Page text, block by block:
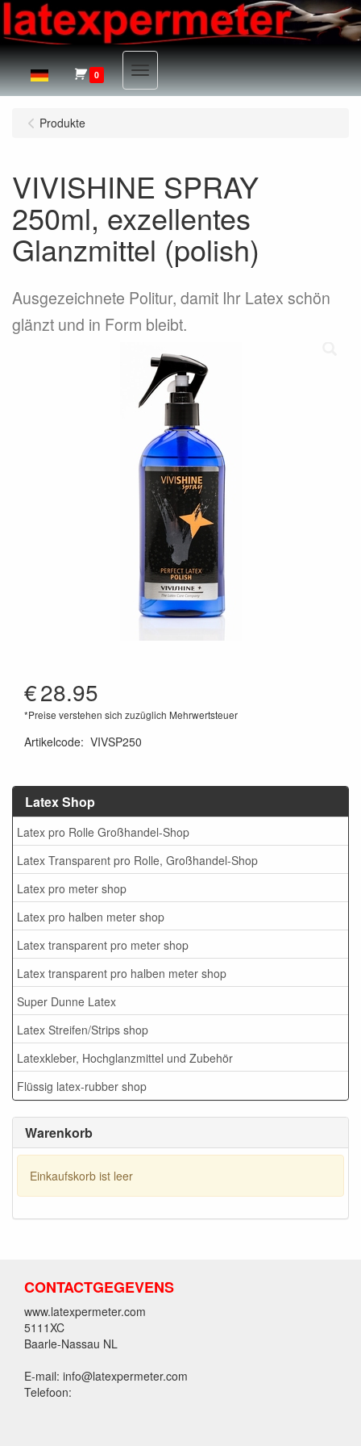
0 Menu
Latex Shop
Latex pro Rolle Großhandel-Shop
Latex Transparent pro Rolle, Großhandel-Shop
Latex pro meter shop
Latex pro halben meter shop
Latex transparent pro meter shop
Latex transparent pro halben meter shop
Super Dunne Latex
Latex Streifen/Strips shop
Latexkleber, Hochglanzmittel und Zubehör
Flüssig latex-rubber shop
Warenkorb
Einkaufskorb ist leer
Produkte
VIVISHINE SPRAY
250ml, exzellentes
Glanzmittel (polish)
Ausgezeichnete Politur, damit Ihr Latex schön
glänzt und in Form bleibt.
€28.95
*Preise verstehen sich zuzüglich Mehrwertsteuer
Artikelcode: VIVSP250
CONTACTGEGEVENS
www.latexpermeter.com
5111XC
Baarle-Nassau NL
E-mail: info@latexpermeter.com
Telefoon: